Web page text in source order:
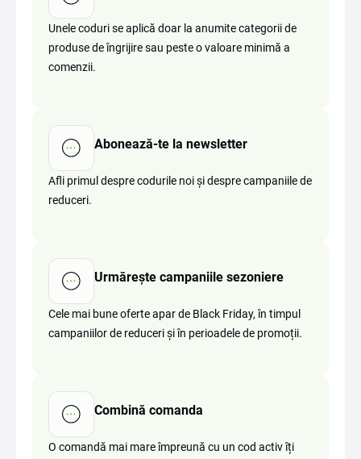
Unele coduri se aplică doar la anumite categorii de
produse de îngrijire sau peste o valoare minimă a
comenzii.
Abonează-te la newsletter
Afli primul despre codurile noi și despre campaniile de
reduceri.
Urmărește campaniile sezoniere
Cele mai bune oferte apar de Black Friday, în timpul
campaniilor de reduceri și în perioadele de promoții.
Combină comanda
O comandă mai mare împreună cu un cod activ îți